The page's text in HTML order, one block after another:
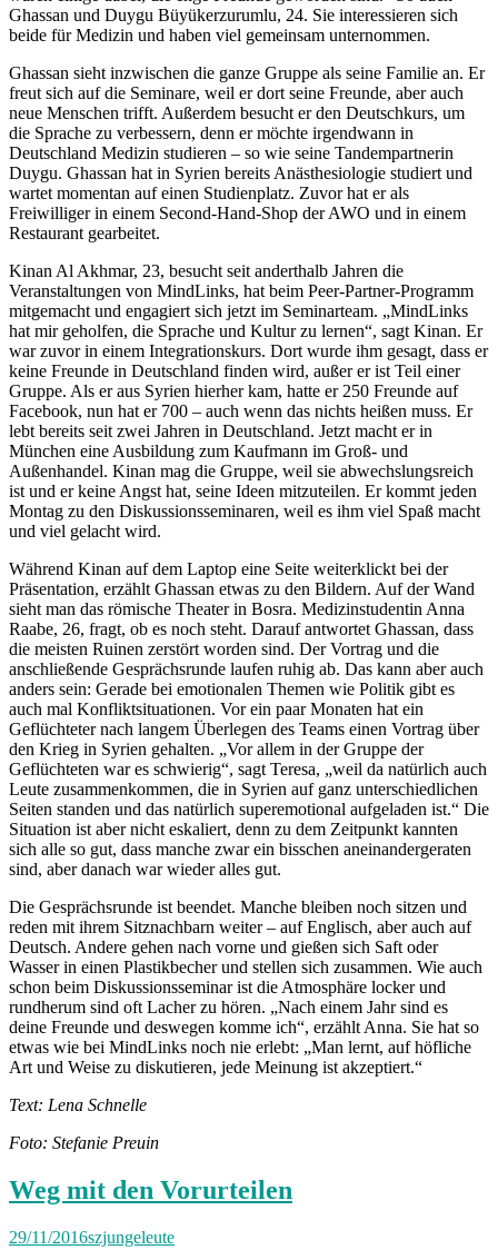
Ghassan und Duygu Büyükerzurumlu, 24. Sie interessieren sich
beide für Medizin und haben viel gemeinsam unternommen.
Ghassan sieht inzwischen die ganze Gruppe als seine Familie an. Er
freut sich auf die Seminare, weil er dort seine Freunde, aber auch
neue Menschen trifft. Außerdem besucht er den Deutschkurs, um
die Sprache zu verbessern, denn er möchte irgendwann in
Deutschland Medizin studieren – so wie seine Tandempartnerin
Duygu. Ghassan hat in Syrien bereits Anästhesiologie studiert und
wartet momentan auf einen Studienplatz. Zuvor hat er als
Freiwilliger in einem Second-Hand-Shop der AWO und in einem
Restaurant gearbeitet.
Kinan Al Akhmar, 23, besucht seit anderthalb Jahren die
Veranstaltungen von MindLinks, hat beim Peer-Partner-Programm
mitgemacht und engagiert sich jetzt im Seminarteam. „MindLinks
hat mir geholfen, die Sprache und Kultur zu lernen“, sagt Kinan. Er
war zuvor in einem Integrationskurs. Dort wurde ihm gesagt, dass er
keine Freunde in Deutschland finden wird, außer er ist Teil einer
Gruppe. Als er aus Syrien hierher kam, hatte er 250 Freunde auf
Facebook, nun hat er 700 – auch wenn das nichts heißen muss. Er
lebt bereits seit zwei Jahren in Deutschland. Jetzt macht er in
München eine Ausbildung zum Kaufmann im Groß- und
Außenhandel. Kinan mag die Gruppe, weil sie abwechslungsreich
ist und er keine Angst hat, seine Ideen mitzuteilen. Er kommt jeden
Montag zu den Diskussionsseminaren, weil es ihm viel Spaß macht
und viel gelacht wird.
Während Kinan auf dem Laptop eine Seite weiterklickt bei der
Präsentation, erzählt Ghassan etwas zu den Bildern. Auf der Wand
sieht man das römische Theater in Bosra. Medizinstudentin Anna
Raabe, 26, fragt, ob es noch steht. Darauf antwortet Ghassan, dass
die meisten Ruinen zerstört worden sind. Der Vortrag und die
anschließende Gesprächsrunde laufen ruhig ab. Das kann aber auch
anders sein: Gerade bei emotionalen Themen wie Politik gibt es
auch mal Konfliktsituationen. Vor ein paar Monaten hat ein
Geflüchteter nach langem Überlegen des Teams einen Vortrag über
den Krieg in Syrien gehalten. „Vor allem in der Gruppe der
Geflüchteten war es schwierig“, sagt Teresa, „weil da natürlich auch
Leute zusammenkommen, die in Syrien auf ganz unterschiedlichen
Seiten standen und das natürlich superemotional aufgeladen ist.“ Die
Situation ist aber nicht eskaliert, denn zu dem Zeitpunkt kannten
sich alle so gut, dass manche zwar ein bisschen aneinandergeraten
sind, aber danach war wieder alles gut.
Die Gesprächsrunde ist beendet. Manche bleiben noch sitzen und
reden mit ihrem Sitznachbarn weiter – auf Englisch, aber auch auf
Deutsch. Andere gehen nach vorne und gießen sich Saft oder
Wasser in einen Plastikbecher und stellen sich zusammen. Wie auch
schon beim Diskussionsseminar ist die Atmosphäre locker und
rundherum sind oft Lacher zu hören. „Nach einem Jahr sind es
deine Freunde und deswegen komme ich“, erzählt Anna. Sie hat so
etwas wie bei MindLinks noch nie erlebt: „Man lernt, auf höfliche
Art und Weise zu diskutieren, jede Meinung ist akzeptiert.“
Text: Lena Schnelle
Foto: Stefanie Preuin
Weg mit den Vorurteilen
29/11/2016szjungeleute